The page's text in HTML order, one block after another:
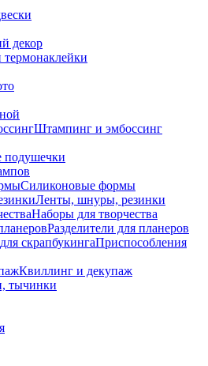
декор
Штампинг и эмбоссинг
Силиконовые формы
Ленты, шнуры, резинки
Наборы для творчества
Разделители для планеров
Приспособления
Квиллинг и декупаж
тычинки